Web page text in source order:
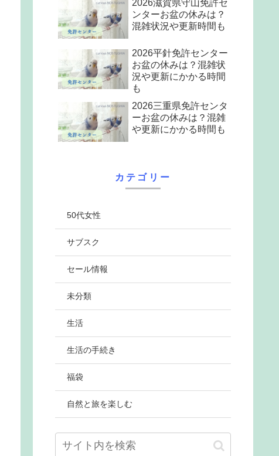
2026滋賀県守山免許セ
ンターお盆の休みは？
混雑状況や更新時間も
2026平針免許センター
お盆の休みは？混雑状
況や更新にかかる時間
も
2026三重県免許センタ
ーお盆の休みは？混雑
や更新にかかる時間も
カテゴリー
50代女性
サブスク
セール情報
未分類
生活
生活の手続き
福袋
自然と旅を楽しむ